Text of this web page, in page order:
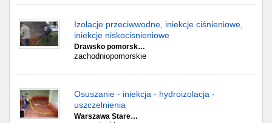
Izolacje przeciwwodne, iniekcje ciśnieniowe,
iniekcje niskocisnieniowe
Drawsko pomorsk…
zachodniopomorskie
Osuszanie - iniekcja - hydroizolacja -
uszczelnienia
Warszawa Stare…